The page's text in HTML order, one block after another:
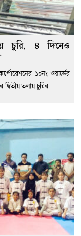
চুরি, ৪ দিনেও
১০নং ওয়ার্ডের
তলায় চুরির